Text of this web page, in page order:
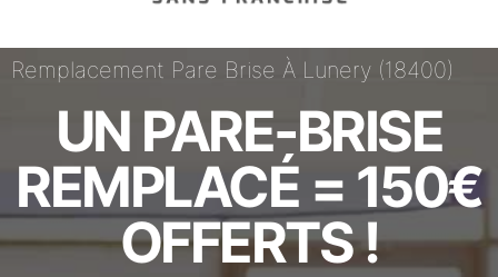
Remplacement Pare Brise À Lunery (18400)
UN PARE-BRISE
REMPLACÉ = 150€
OFFERTS !